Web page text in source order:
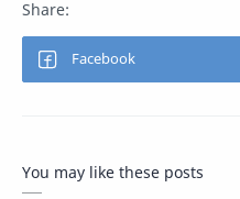
You may like these posts